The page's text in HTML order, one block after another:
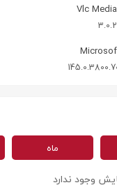
Vlc
ماه
وجود ندارد